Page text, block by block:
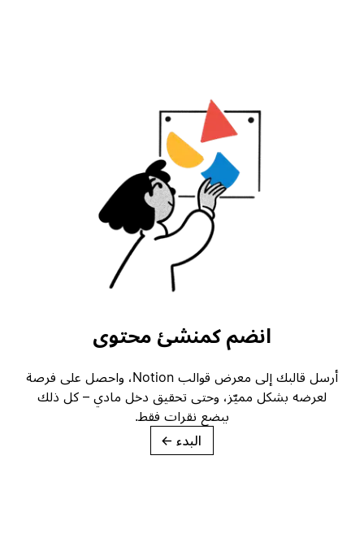
انضم كمنشئ محتوى
أرسل قالبك إلى معرض قوالب Notion، واحصل على فرصة
لعرضه بشكل مميّز، وحتى تحقيق دخل مادي – كل ذلك
ببضع نقرات فقط.
→